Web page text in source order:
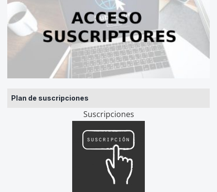
Plan de suscripciones
Suscripciones